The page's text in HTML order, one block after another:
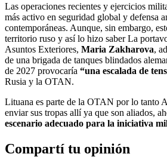
Las operaciones recientes y ejercicios
más activo en seguridad global y defensa
contemporáneas. Aunque, sin embargo,
territorio ruso y así lo hizo saber La
Asuntos Exteriores, Maria Zakharova,
de una brigada de tanques blindados
de 2027 provocaría “una escalada de
Rusia y la OTAN.
Lituana es parte de la OTAN por lo tanto
enviar sus tropas allí ya que son aliados,
escenario adecuado para la iniciativa
Compartí tu opinión